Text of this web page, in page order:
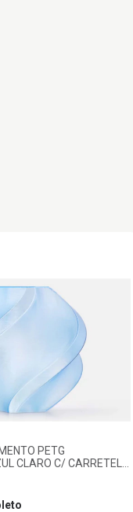
PETG
CLARO C/ CARRETEL
1.75MM BAMBU LAB